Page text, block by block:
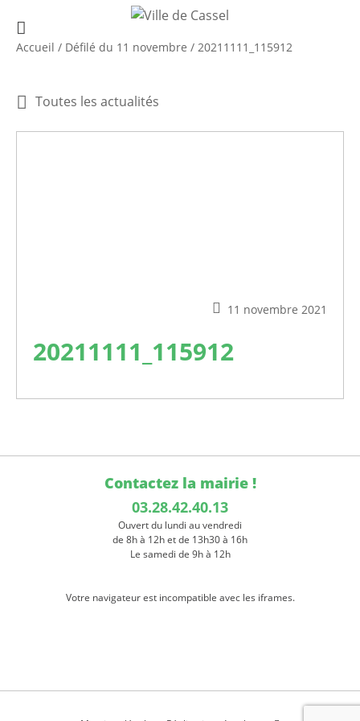
Accueil / Défilé du 11 novembre / 20211111_115912
Toutes les actualités
11 novembre 2021
20211111_115912
Contactez la mairie !
03.28.42.40.13
Ouvert du lundi au vendredi
de 8h à 12h et de 13h30 à 16h
Le samedi de 9h à 12h
Votre navigateur est incompatible avec les iframes.